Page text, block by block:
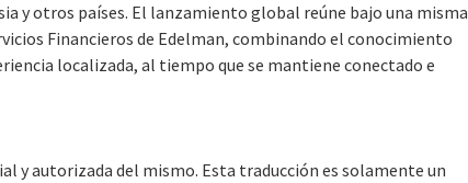
y otros países. El lanzamiento global reúne bajo una misma
Financieros de Edelman, combinando el conocimiento
localizada, al tiempo que se mantiene conectado e
y autorizada del mismo. Esta traducción es solamente un